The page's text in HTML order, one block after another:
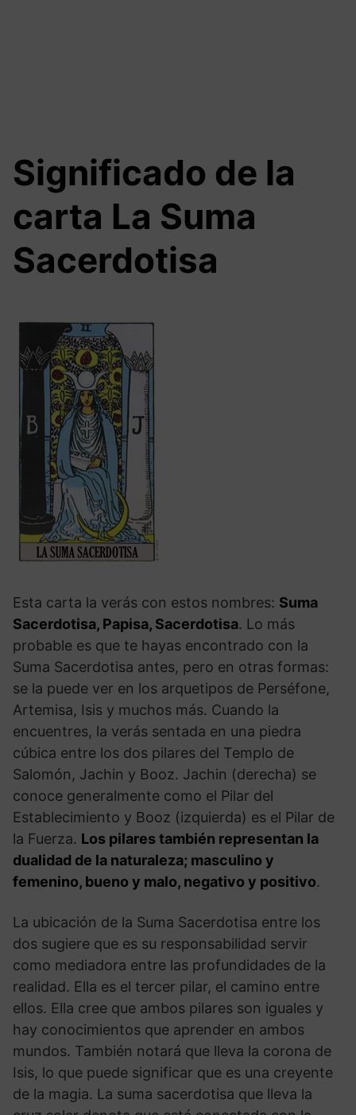
Significado de la
carta La Suma
Sacerdotisa
Esta carta la verás con estos nombres: Suma
Sacerdotisa, Papisa, Sacerdotisa. Lo más
probable es que te hayas encontrado con la
Suma Sacerdotisa antes, pero en otras formas:
se la puede ver en los arquetipos de Perséfone,
Artemisa, Isis y muchos más. Cuando la
encuentres, la verás sentada en una piedra
cúbica entre los dos pilares del Templo de
Salomón, Jachin y Booz. Jachin (derecha) se
conoce generalmente como el Pilar del
Establecimiento y Booz (izquierda) es el Pilar de
la Fuerza. Los pilares también representan la
dualidad de la naturaleza; masculino y
femenino, bueno y malo, negativo y positivo.
La ubicación de la Suma Sacerdotisa entre los
dos sugiere que es su responsabilidad servir
como mediadora entre las profundidades de la
realidad. Ella es el tercer pilar, el camino entre
ellos. Ella cree que ambos pilares son iguales y
hay conocimientos que aprender en ambos
mundos. También notará que lleva la corona de
Isis, lo que puede significar que es una creyente
de la magia. La suma sacerdotisa que lleva la